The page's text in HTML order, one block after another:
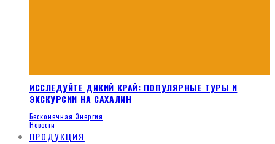
ИССЛЕДУЙТЕ ДИКИЙ КРАЙ: ПОПУЛЯРНЫЕ ТУРЫ И
ЭКСКУРСИИ НА САХАЛИН
Бесконечная Энергия
Новости
ПРОДУКЦИЯ